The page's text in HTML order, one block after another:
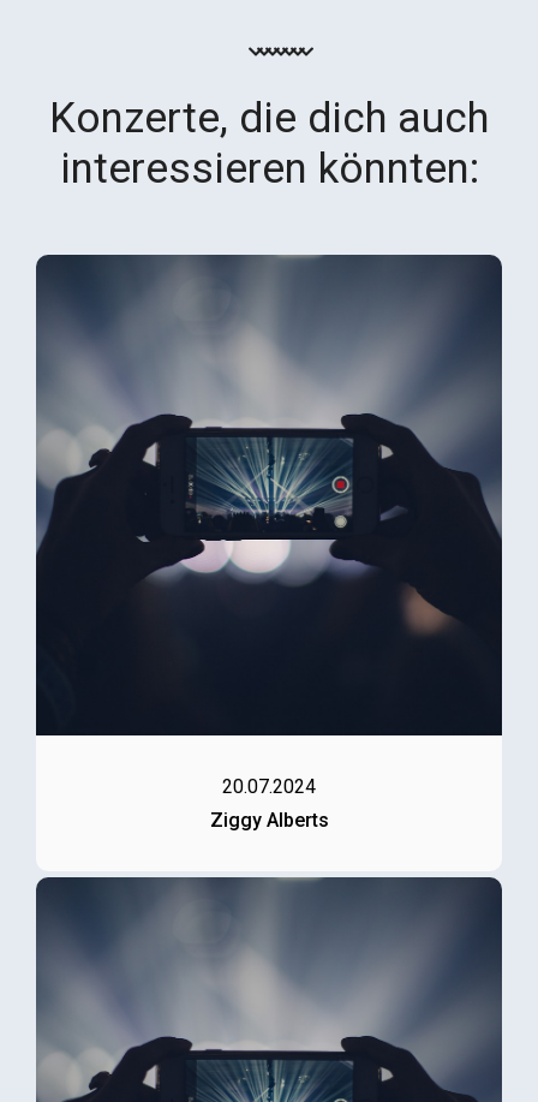
Konzerte, die dich auch
interessieren könnten:
20.07.2024
Ziggy Alberts